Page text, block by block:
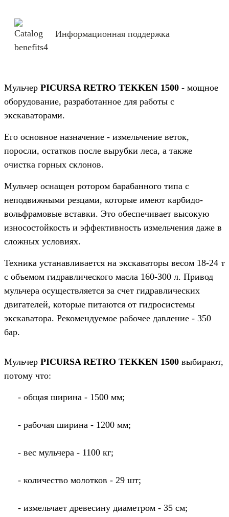
Информационная поддержка
Мульчер PICURSA RETRO TEKKEN 1500 - мощное
оборудование, разработанное для работы с
экскаваторами.
Его основное назначение - измельчение веток,
поросли, остатков после вырубки леса, а также
очистка горных склонов.
Мульчер оснащен ротором барабанного типа с
неподвижными резцами, которые имеют карбидо-
вольфрамовые вставки. Это обеспечивает высокую
износостойкость и эффективность измельчения даже в
сложных условиях.
Техника устанавливается на экскаваторы весом 18-24 т
с объемом гидравлического масла 160-300 л. Привод
мульчера осуществляется за счет гидравлических
двигателей, которые питаются от гидросистемы
экскаватора. Рекомендуемое рабочее давление - 350
бар.
Мульчер PICURSA RETRO TEKKEN 1500 выбирают,
потому что:
- общая ширина - 1500 мм;
- рабочая ширина - 1200 мм;
- вес мульчера - 1100 кг;
- количество молотков - 29 шт;
- измельчает древесину диаметром - 35 см;